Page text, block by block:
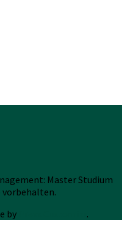
Master Studium
vorbehalten.
by .